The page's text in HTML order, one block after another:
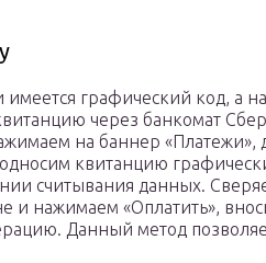
имеется графический код, а
через банкомат
на баннер «Платежи»,
квитанцию
считывания данных.
и нажимаем «Оплатить»,
Данный метод